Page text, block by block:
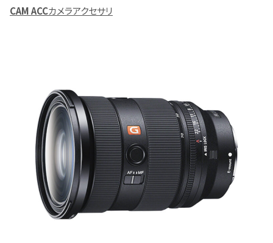
CAM ACCカメラアクセサリ